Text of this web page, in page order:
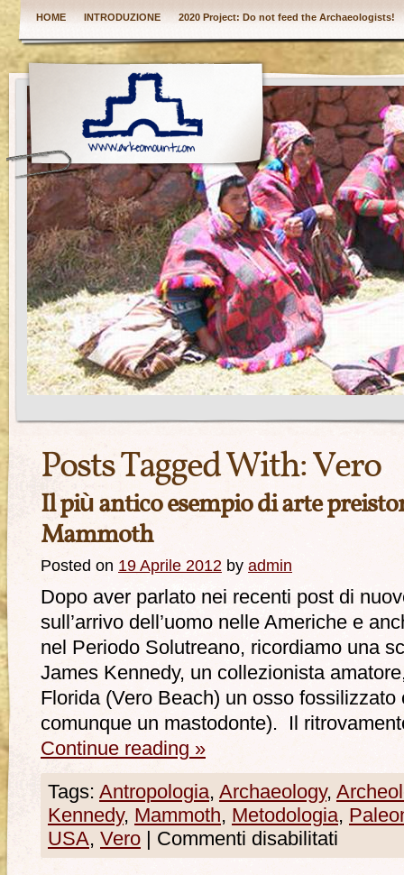
HOME INTRODUZIONE 2020 Project: Do not feed the Archaeologists!
Posts Tagged With:Vero
Il più antico esempio di arte
Mammoth
Posted on 19 Aprile 2012 by admin
Dopo aver parlato nei recenti post di
sull’arrivo dell’uomo nelle Americhe e
nel Periodo Solutreano, ricordiamo una
James Kennedy, un collezionista
Florida (Vero Beach) un osso fossilizzato
comunque un mastodonte). Il
Continue reading »
Tags: Antropologia, Archaeology,
Kennedy, Mammoth, Metodologia,
USA, Vero Commenti disabilitati